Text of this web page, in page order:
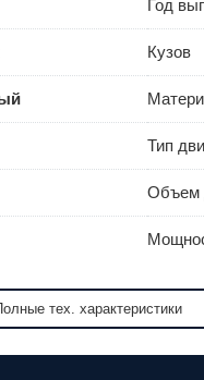
Год
Кузов
Тип
Объем
тех. характеристики